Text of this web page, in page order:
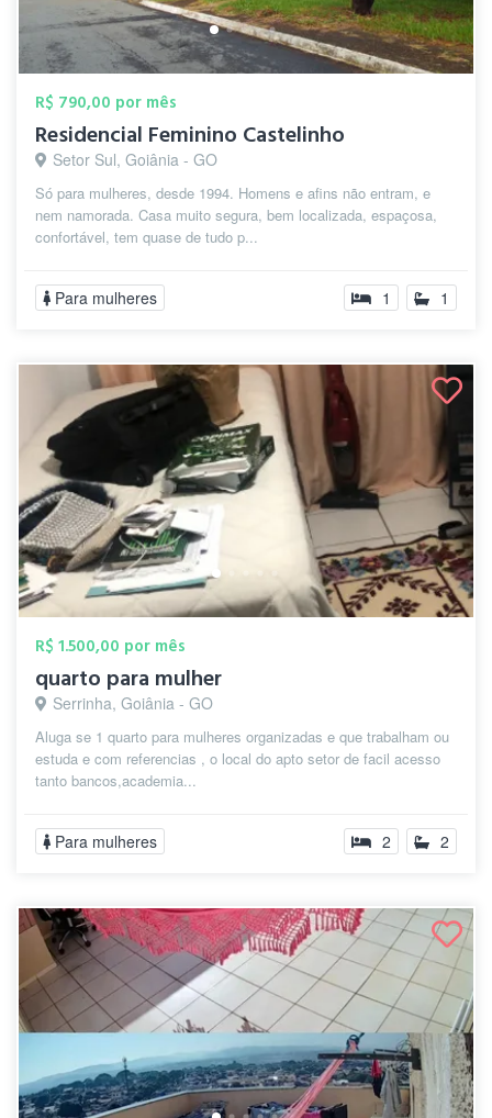
R$ 790,00 por mês
Residencial Feminino Castelinho
Setor Sul, Goiânia - GO
Só para mulheres, desde 1994. Homens e afins não entram, e
nem namorada. Casa muito segura, bem localizada, espaçosa,
confortável, tem quase de tudo p...
Para mulheres 1 1
R$ 1.500,00 por mês
quarto para mulher
Serrinha, Goiânia - GO
Aluga se 1 quarto para mulheres organizadas e que trabalham ou
estuda e com referencias , o local do apto setor de facil acesso
tanto bancos,academia...
Para mulheres 2 2